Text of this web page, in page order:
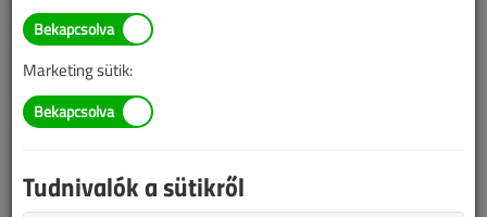
Ha felmerül a kérdés, milyen berendezést vállaszunk háztartási
Marketing sütik:
Tudnivalók a sütikről